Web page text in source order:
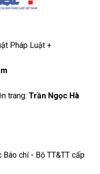
Pháp Luật +
trang: Trần Ngọc Hà
chí - Bộ TT&TT cấp